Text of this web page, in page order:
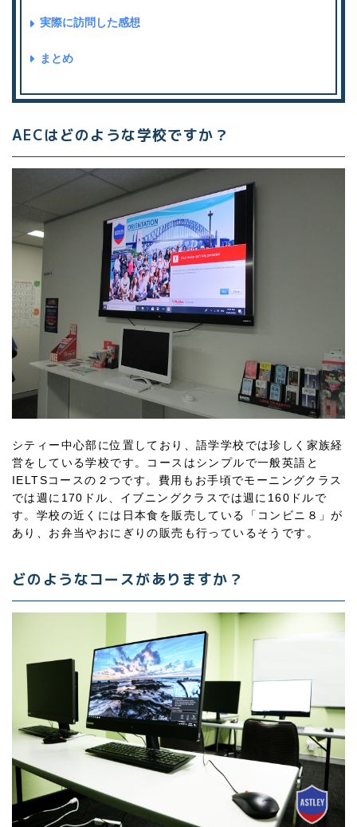
実際に訪問した感想
まとめ
AECはどのような学校ですか？
シティー中心部に位置しており、語学学校では珍しく家族経
営をしている学校です。コースはシンプルで一般英語と
IELTSコースの２つです。費用もお手頃でモーニングクラス
では週に170ドル、イブニングクラスでは週に160ドルで
す。学校の近くには日本食を販売している「コンビニ８」が
あり、お弁当やおにぎりの販売も行っているそうです。
どのようなコースがありますか？